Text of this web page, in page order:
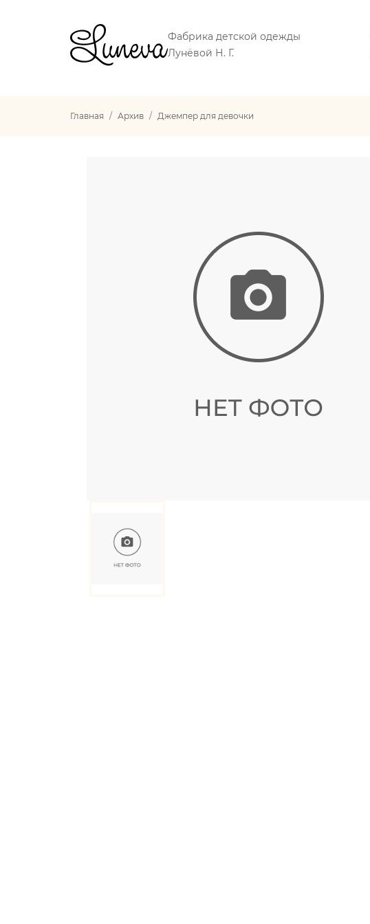
Фабрика детской одежды
Лунёвой Н. Г.
Главная Архив Джемпер для девочки